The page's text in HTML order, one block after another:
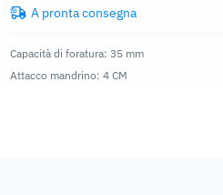
A pronta consegna
Capacità di foratura: 35 mm
Attacco mandrino: 4 CM